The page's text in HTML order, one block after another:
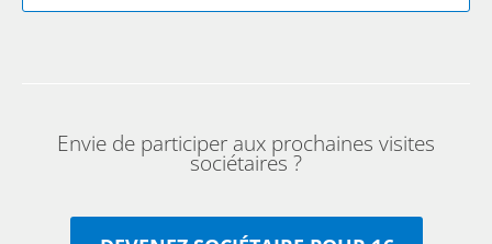
Envie de participer aux prochaines visites
sociétaires ?